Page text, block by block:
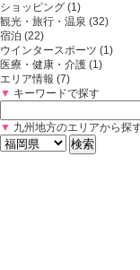
ショッピング (1)
観光・旅行・温泉 (32)
宿泊 (22)
ウインタースポーツ (1)
医療・健康・介護 (1)
エリア情報 (7)
▼ キーワードで探す
▼ 九州地方のエリアから探